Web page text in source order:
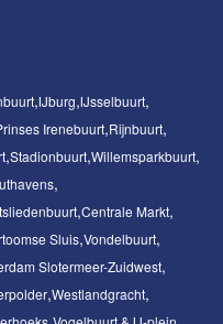
IJburg IJsselbuurt
Irenebuurt Rijnbuurt
Stadionbuurt Willemsparkbuurt
Centrale Markt
Sluis Vondelbuurt
Slotermeer-Zuidwest
Westlandgracht